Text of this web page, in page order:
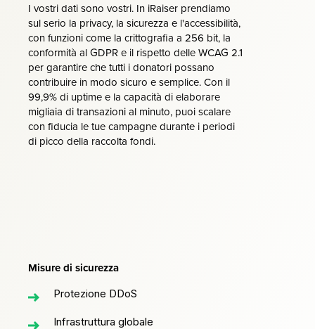
I vostri dati sono vostri. In iRaiser prendiamo
sul serio la privacy, la sicurezza e l'accessibilità,
con funzioni come la crittografia a 256 bit, la
conformità al GDPR e il rispetto delle WCAG 2.1
per garantire che tutti i donatori possano
contribuire in modo sicuro e semplice. Con il
99,9% di uptime e la capacità di elaborare
migliaia di transazioni al minuto, puoi scalare
con fiducia le tue campagne durante i periodi
di picco della raccolta fondi.
Misure di sicurezza
Protezione DDoS
Infrastruttura globale